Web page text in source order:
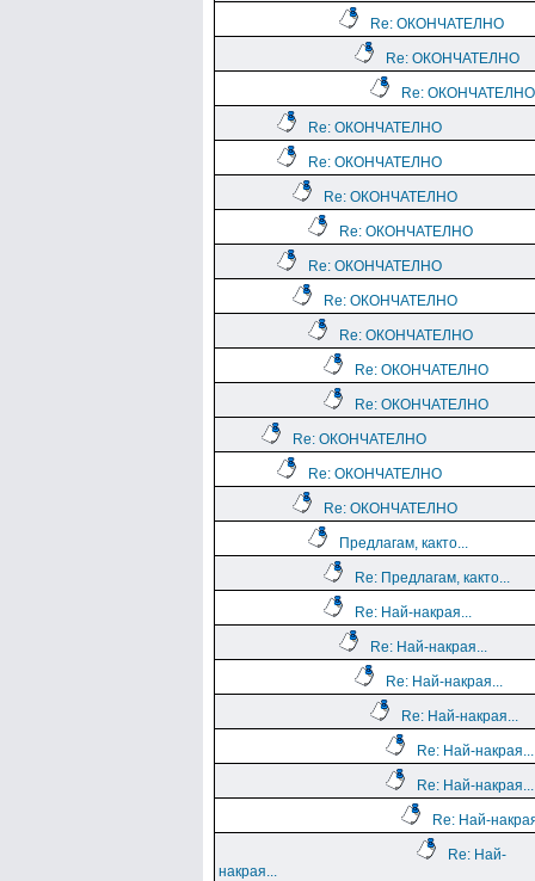
Re: ОКОНЧАТЕЛНО
Re: ОКОНЧАТЕЛНО
Re: ОКОНЧАТЕЛНО
Re: ОКОНЧАТЕЛНО
Re: ОКОНЧАТЕЛНО
Re: ОКОНЧАТЕЛНО
Re: ОКОНЧАТЕЛНО
Re: ОКОНЧАТЕЛНО
Re: ОКОНЧАТЕЛНО
Re: ОКОНЧАТЕЛНО
Re: ОКОНЧАТЕЛНО
Re: ОКОНЧАТЕЛНО
Re: ОКОНЧАТЕЛНО
Re: ОКОНЧАТЕЛНО
Re: ОКОНЧАТЕЛНО
Предлагам, както...
Re: Предлагам, както...
Re: Най-накрая...
Re: Най-накрая...
Re: Най-накрая...
Re: Най-накрая...
Re: Най-накрая...
Re: Най-накрая...
Re: Най-
Re: Най-
накрая...